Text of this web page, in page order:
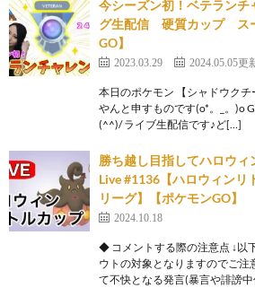
今シーズン初！ベテラン
グ生配信 硬質カップ ス
GO】
2023.03.29 2024.05.05更
本日のポケモン 【シャドウクチ
やんと申すものです(o*。_。)o
(^^)/ ライブ生配信です♪ど[…]
勝ち越し目指してハロウィ
Live #1136【ハロウィンリ
リーグ】【ポケモンGO】
2024.10.18
◆ コメントする際の注意点 ↓以
ウトの対象となりますのでご
て不快となる発言(暴言や誹謗